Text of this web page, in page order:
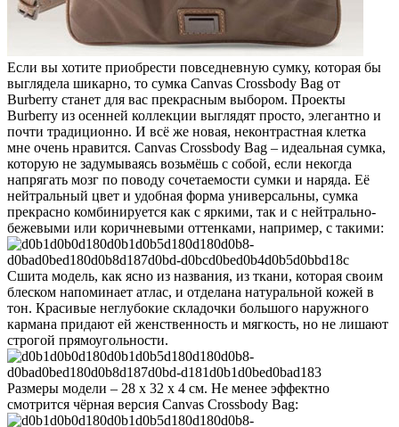
Если вы хотите приобрести повседневную сумку, которая бы
выглядела шикарно, то сумка Canvas Crossbody Bag от
Burberry станет для вас прекрасным выбором. Проекты
Burberry из осенней коллекции выглядят просто, элегантно и
почти традиционно. И всё же новая, неконтрастная клетка
мне очень нравится. Canvas Crossbody Bag – идеальная сумка,
которую не задумываясь возьмёшь с собой, если некогда
напрягать мозг по поводу сочетаемости сумки и наряда. Её
нейтральный цвет и удобная форма универсальны, сумка
прекрасно комбинируется как с яркими, так и с нейтрально-
бежевыми или коричневыми оттенками, например, с такими:
Сшита модель, как ясно из названия, из ткани, которая своим
блеском напоминает атлас, и отделана натуральной кожей в
тон. Красивые неглубокие складочки большого наружного
кармана придают ей женственность и мягкость, но не лишают
строгой прямоугольности.
Размеры модели – 28 х 32 х 4 см. Не менее эффектно
смотрится чёрная версия Canvas Crossbody Bag: